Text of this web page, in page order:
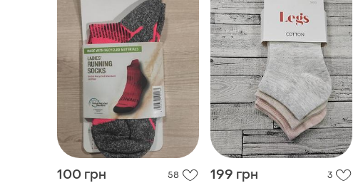
100 грн
130 грн -24%
Crivit Sports
Трекінгові шкарпетки crivit
і ще 1
(5)
199 грн 3
LEGS
Високоякісні шкарпетки
legs
36 і ще 4